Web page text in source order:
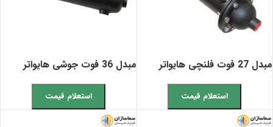
مبدل 27 فوت فلنچی هایواتر
استعلام قیمت
مبدل 36 فوت جوشی هایواتر
استعلام قیمت